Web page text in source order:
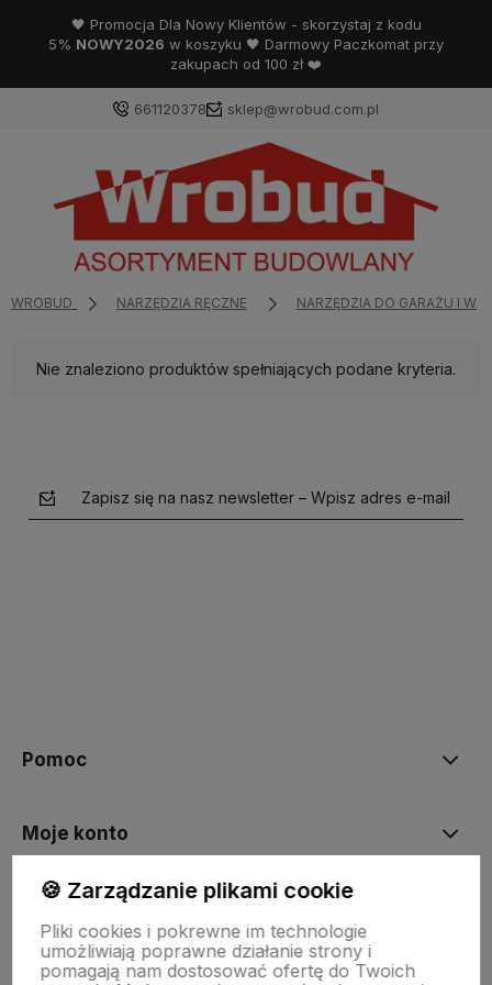
🖤 Promocja Dla Nowy Klientów - skorzystaj z kodu
5% NOWY2026 w koszyku 🖤 Darmowy Paczkomat przy
zakupach od 100 zł ❤️
661120378 sklep@wrobud.com.pl
WROBUD NARZĘDZIA RĘCZNE NARZĘDZIA DO GARAŻU I
Nie znaleziono produktów spełniających podane kryteria.
Zapisz się na nasz newsletter – Wpisz adres e-mail
Pomoc
Moje konto
Płatności i dostawa
🍪 Zarządzanie plikami cookie
Pliki cookies i pokrewne im technologie
umożliwiają poprawne działanie strony i
pomagają nam dostosować ofertę do Twoich